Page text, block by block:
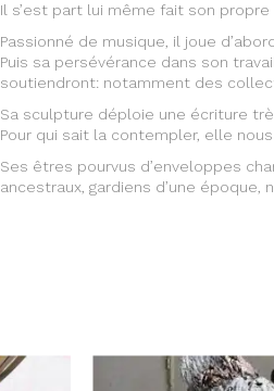
Il s’est part lui même fait son propre
Passionné de musique, il joue
Puis sa persévérance dans son
soutiendront: notamment des
Sa sculpture déploie une écriture
Pour qui sait la contempler, elle
Ses êtres pourvus d’enveloppes
ancestraux, gardiens d’une